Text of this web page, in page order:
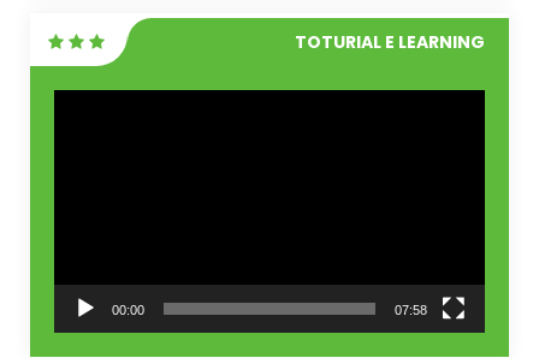
TOTURIAL E LEARNING
00:00 07:58